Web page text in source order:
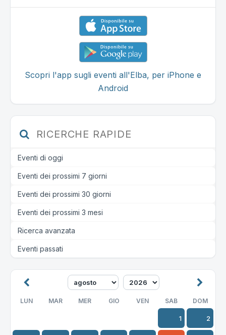
Scopri l'app sugli eventi all'Elba, per iPhone e
Android
RICERCHE RAPIDE
Eventi di oggi
Eventi dei prossimi 7 giorni
Eventi dei prossimi 30 giorni
Eventi dei prossimi 3 mesi
Ricerca avanzata
Eventi passati
LUN MAR MER GIO VEN SAB DOM
1 2